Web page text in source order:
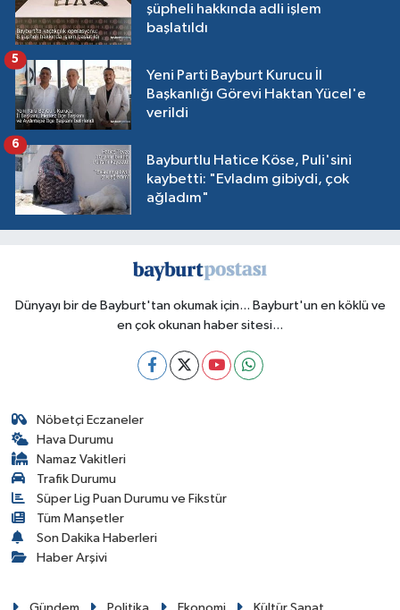
şüpheli hakkında adli işlem
başlatıldı
Yeni Parti Bayburt Kurucu İl
Başkanlığı Görevi Haktan Yücel'e
verildi
5
Bayburtlu Hatice Köse, Puli'sini
kaybetti: "Evladım gibiydi, çok
ağladım"
6
Dünyayı bir de Bayburt'tan okumak için... Bayburt'un en köklü ve
en çok okunan haber sitesi...
Nöbetçi Eczaneler
Hava Durumu
Namaz Vakitleri
Trafik Durumu
Süper Lig Puan Durumu ve Fikstür
Tüm Manşetler
Son Dakika Haberleri
Haber Arşivi
Gündem Politika Ekonomi Kültür Sanat